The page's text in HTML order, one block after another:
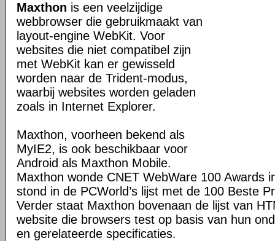
Maxthon is een veelzijdige
webbrowser die gebruikmaakt van
layout-engine WebKit. Voor
websites die niet compatibel zijn
met WebKit kan er gewisseld
worden naar de Trident-modus,
waarbij websites worden geladen
zoals in Internet Explorer.
Maxthon, voorheen bekend als
MyIE2, is ook beschikbaar voor
Android als Maxthon Mobile.
Maxthon wonde CNET WebWare 100 Awards
stond in de PCWorld’s lijst met de 100 Beste
Verder staat Maxthon bovenaan de lijst van
website die browsers test op basis van hun
en gerelateerde specificaties.